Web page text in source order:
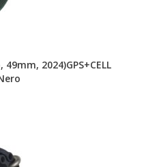
2024)GPS+CELL